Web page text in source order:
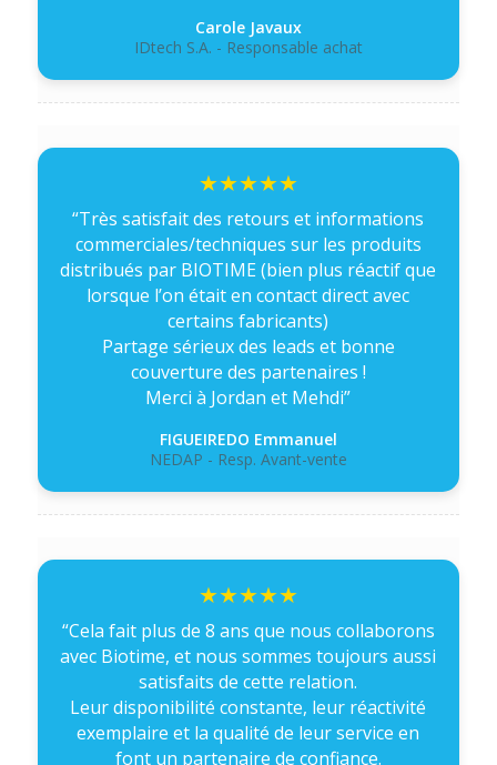
Carole Javaux
IDtech S.A. - Responsable achat
“Très satisfait des retours et informations
commerciales/techniques sur les produits
distribués par BIOTIME (bien plus réactif que
lorsque l’on était en contact direct avec
certains fabricants)
Partage sérieux des leads et bonne
couverture des partenaires !
Merci à Jordan et Mehdi”
FIGUEIREDO Emmanuel
NEDAP - Resp. Avant-vente
“Cela fait plus de 8 ans que nous collaborons
avec Biotime, et nous sommes toujours aussi
satisfaits de cette relation.
Leur disponibilité constante, leur réactivité
exemplaire et la qualité de leur service en
font un partenaire de confiance.